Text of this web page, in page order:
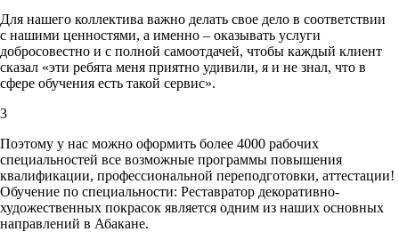
Для нашего коллектива важно делать свое дело в соответствии
с нашими ценностями, а именно – оказывать услуги
добросовестно и с полной самоотдачей, чтобы каждый клиент
сказал «эти ребята меня приятно удивили, я и не знал, что в
сфере обучения есть такой сервис».
3
Поэтому у нас можно оформить более 4000 рабочих
специальностей все возможные программы повышения
квалификации, профессиональной переподготовки, аттестации!
Обучение по специальности: Реставратор декоративно-
художественных покрасок является одним из наших основных
направлений в Абакане.